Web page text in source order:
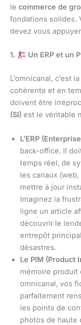
le commerce de
fondations solides.
devez vous
1. Un ERP et un
L’omnicanal, c’est
cohérente et en
doivent être
(SI) est le véritable
L’ERP
back-office. Il
temps réel, de
les canaux
mettre à jour
Imaginez la
ligne un article
découvrir le
entrepôt
désastres.
Le PIM (Product
mémoire produit
omnicanal, vos
parfaitement
les points de
photos de haute